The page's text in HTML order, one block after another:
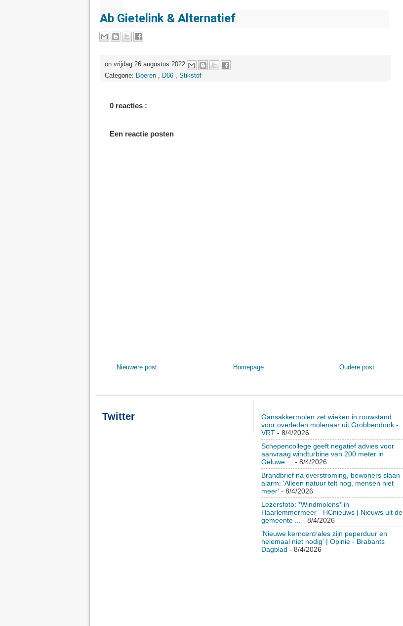
Ab Gietelink & Alternatief
on vrijdag 26 augustus 2022
Categorie: Boeren , D66 , Stikstof
0 reacties :
Een reactie posten
Nieuwere post Oudere post
Homepage
Twitter
Gansakkermolen zet wieken in rouwstand
voor overleden molenaar uit Grobbendonk -
VRT- 8/4/2026
Schepencollege geeft negatief advies voor
aanvraag windturbine van 200 meter in
Geluwe ...
- 8/4/2026
Brandbrief na overstroming, bewoners slaan
alarm: 'Alleen natuur telt nog, mensen niet
meer' - 8/4/2026
Lezersfoto: *Windmolens* in
Haarlemmermeer - HCnieuws | Nieuws uit de
gemeente ...
- 8/4/2026
'Nieuwe kerncentrales zijn peperduur en
helemaal niet nodig' | Opinie - Brabants
Dagblad - 8/4/2026